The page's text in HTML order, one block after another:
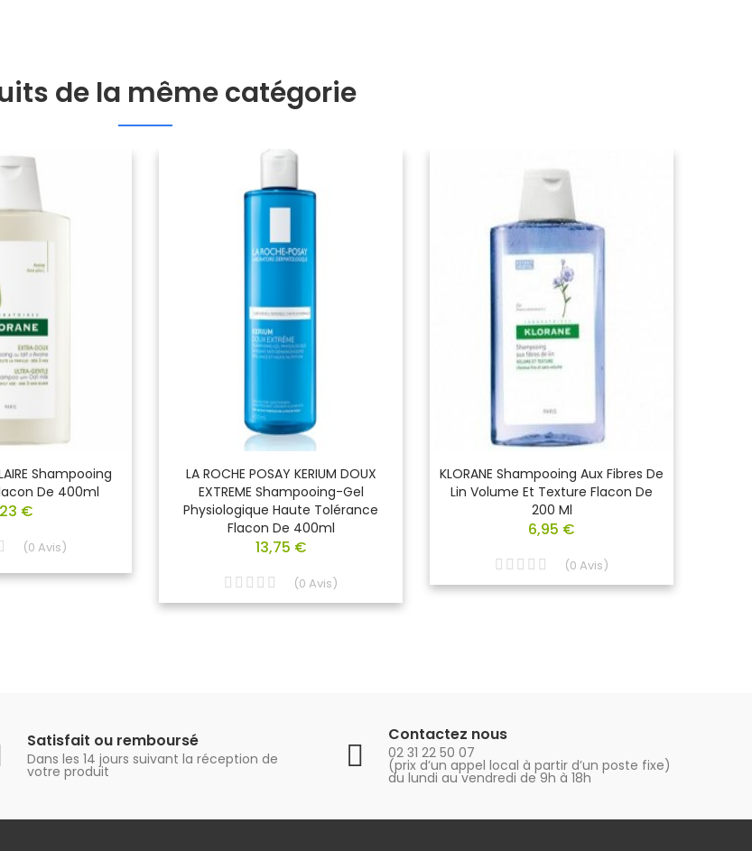
de la même catégorie
Shampooing
De 400ml
€
(0 Avis)
LA ROCHE POSAY KERIUM DOUX
EXTREME Shampooing-Gel
Physiologique Haute Tolérance
Flacon De 400ml
13,75 €
(0 Avis)
KLORANE Shampooing Aux Fibres De
Lin Volume Et Texture Flacon De
200 Ml
6,95 €
(0 Avis)
Satisfait ou remboursé
Dans les 14 jours suivant la réception de
votre produit
Contactez nous
02 31 22 50 07
(prix d’un appel local à partir d’un poste fixe)
du lundi au vendredi de 9h à 18h